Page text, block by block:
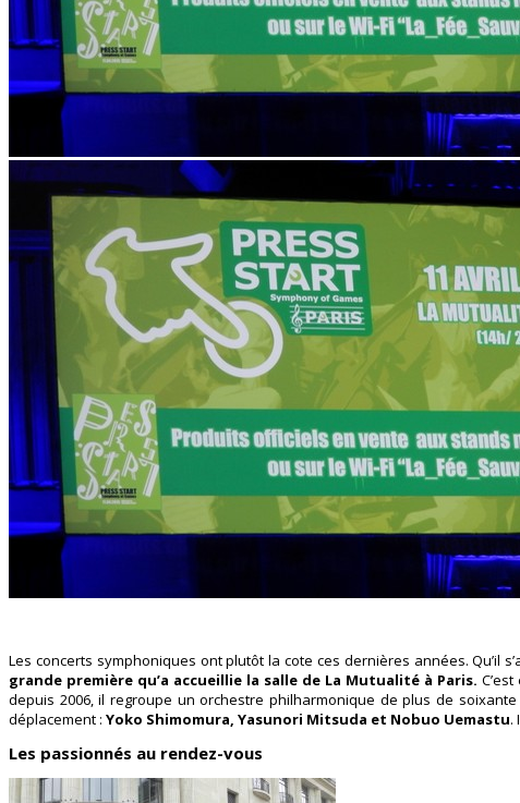
Les concerts symphoniques ont plutôt la cote ces dernières années. Qu’il
grande première qu’a accueillie la salle de La Mutualité à Paris.
depuis 2006, il regroupe un orchestre philharmonique de plus de
déplacement : Yoko Shimomura, Yasunori Mitsuda et Nobuo Uemastu.
Les passionnés au rendez-vous